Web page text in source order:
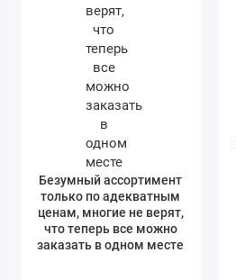
Безумный ассортимент
только по адекватным
ценам, многие не верят,
что теперь все можно
заказать в одном месте